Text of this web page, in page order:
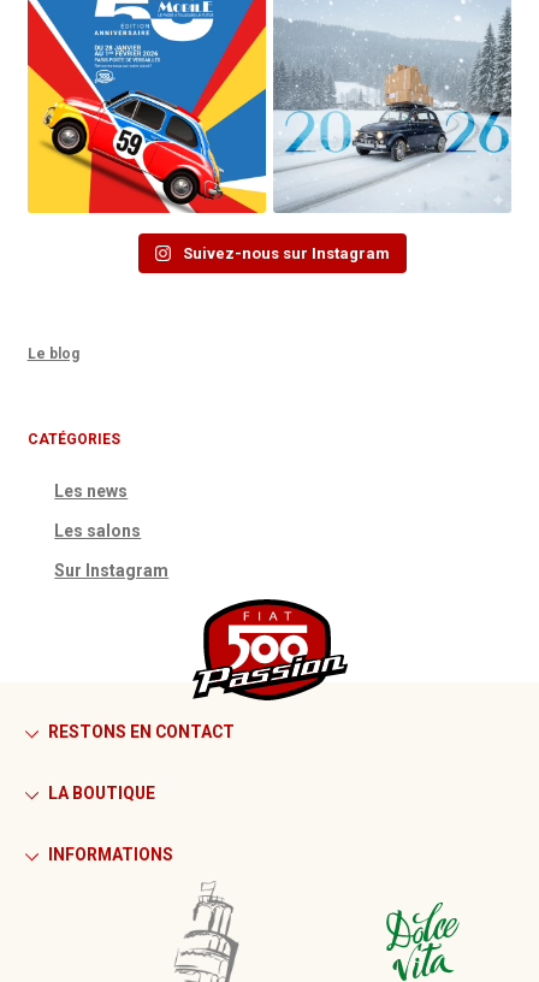
Suivez-nous sur Instagram
Le blog
CATÉGORIES
Les news
Les salons
Sur Instagram
RESTONS EN CONTACT
LA BOUTIQUE
INFORMATIONS